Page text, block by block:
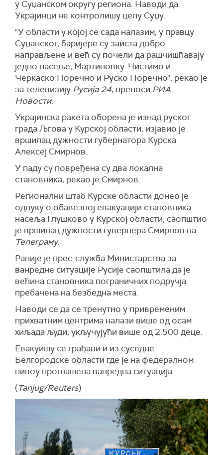
у Суџанском округу региона. Наводи да
Украјинци не контролишу целу Суџу.
"У области у којој се сада налазим, у правцу
Суџанског, баријере су заиста добро
направљене и већ су почели да рашчишћавају
једно насеље, Мартиновку. Чистимо и
Черкаско Поречно и Руско Поречно", рекао је
за телевизију Русија 24, преноси РИА
Новости.
Украјинска ракета оборена је изнад руског
града Љгова у Курској области, изјавио је
вршилац дужности губернатора Курска
Алексеј Смирнов.
У паду су повређена су два локална
становника, рекао је Смирнов.
Регионални штаб Курске области донео је
одлуку о обавезној евакуацији становника
насеља Глушково у Курској области, саопштио
је вршилац дужности гувернера Смирнов на
Телеграму.
Раније је прес-служба Министарства за
ванредне ситуације Русије саопштила да је
већина становника пограничних подручја
пребачена на безбедна места.
Наводи се да се тренутно у привременим
прихватним центрима налази више од осам
хиљада људи, укључујући више од 2.500 деце.
Евакуишу се грађани и из суседне
Белгородске области где је на федералном
нивоу проглашена ванредна ситуација.
(Tanjug/Reuters)